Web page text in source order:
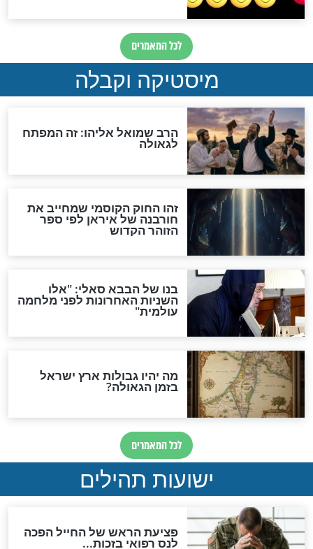
מה יהיה בימות המשיח?
"לפני הגאולה תהיה אפיקורסות
והכחשה גדולה מאוד של
האמונה"
האם לאחר בוא המשיח יהיה
אפשר לחזור בתשובה?
לכל המאמרים
להמתקת הדינים וביטול
גזרות